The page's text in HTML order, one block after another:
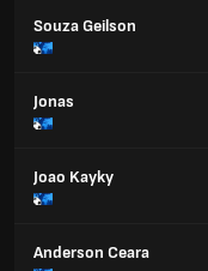
Souza Geilson
Jonas
Joao Kayky
Anderson Ceara